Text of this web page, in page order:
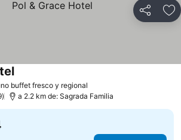
Compartir
buffet fresco y regional
a 2.2 km de: Sagrada Familia